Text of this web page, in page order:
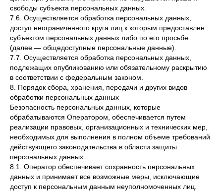
свободы субъекта персональных данных.
7.6. Осуществляется обработка персональных данных,
доступ неограниченного круга лиц к которым предоставлен
субъектом персональных данных либо по его просьбе
(далее — общедоступные персональные данные).
7.7. Осуществляется обработка персональных данных,
подлежащих опубликованию или обязательному раскрытию
в соответствии с федеральным законом.
8. Порядок сбора, хранения, передачи и других видов
обработки персональных данных
Безопасность персональных данных, которые
обрабатываются Оператором, обеспечивается путем
реализации правовых, организационных и технических мер,
необходимых для выполнения в полном объеме требований
действующего законодательства в области защиты
персональных данных.
8.1. Оператор обеспечивает сохранность персональных
данных и принимает все возможные меры, исключающие
доступ к персональным данным неуполномоченных лиц.